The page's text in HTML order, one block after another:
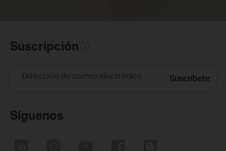
Suscripción
Dirección de correo electrónico Suscríbete
Síguenos